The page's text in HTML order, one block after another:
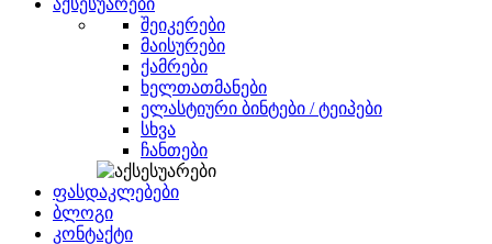
აქსესუარები
შეიკერები
მაისურები
ქამრები
ხელთათმანები
ელასტიური ბინტები / ტეიპები
სხვა
ჩანთები
ფასდაკლებები
ბლოგი
კონტაქტი